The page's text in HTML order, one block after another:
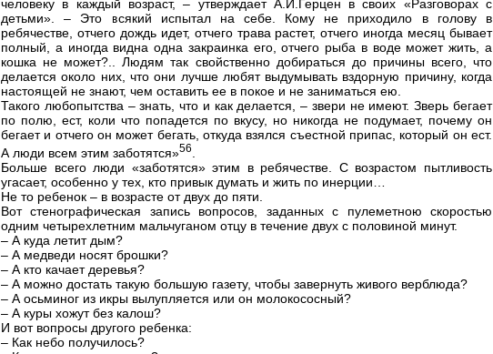
человеку в каждый возраст, – утверждает А.И.Герцен в своих «Разговорах с
детьми». – Это всякий испытал на себе. Кому не приходило в голову в
ребячестве, отчего дождь идет, отчего трава растет, отчего иногда месяц бывает
полный, а иногда видна одна закраинка его, отчего рыба в воде может жить, а
кошка не может?.. Людям так свойственно добираться до причины всего, что
делается около них, что они лучше любят выдумывать вздорную причину, когда
настоящей не знают, чем оставить ее в покое и не заниматься ею.
Такого любопытства – знать, что и как делается, – звери не имеют. Зверь бегает
по полю, ест, коли что попадется по вкусу, но никогда не подумает, почему он
бегает и отчего он может бегать, откуда взялся съестной припас, который он ест.
А люди всем этим заботятся»56
Больше всего люди «заботятся» этим в ребячестве. С возрастом пытливость
угасает, особенно у тех, кто привык думать и жить по инерции…
Не то ребенок – в возрасте от двух до пяти.
Вот стенографическая запись вопросов, заданных с пулеметною скоростью
одним четырехлетним мальчуганом отцу в течение двух с половиной минут.
– А куда летит дым?
– А медведи носят брошки?
– А кто качает деревья?
– А можно достать такую большую газету, чтобы завернуть живого верблюда?
– А осьминог из икры вылупляется или он молокососный?
– А куры хожут без калош?
И вот вопросы другого ребенка:
– Как небо получилось?